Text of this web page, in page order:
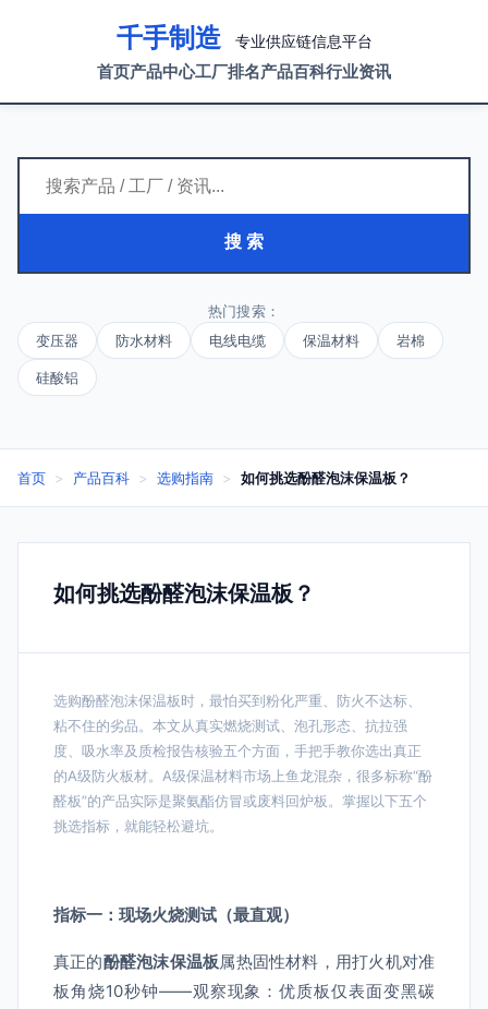
千手制造 专业供应链信息平台
首页产品中心工厂排名产品百科行业资讯
搜 索
热门搜索：
变压器
防水材料 电线电缆 保温材料 岩棉
硅酸铝
首页 > 产品百科 > 选购指南 > 如何挑选酚醛泡沫保温板？
如何挑选酚醛泡沫保温板？
选购酚醛泡沫保温板时，最怕买到粉化严重、防火不达标、
粘不住的劣品。本文从真实燃烧测试、泡孔形态、抗拉强
度、吸水率及质检报告核验五个方面，手把手教你选出真正
的A级防火板材。A级保温材料市场上鱼龙混杂，很多标称“酚
醛板”的产品实际是聚氨酯仿冒或废料回炉板。掌握以下五个
挑选指标，就能轻松避坑。
指标一：现场火烧测试（最直观）
真正的酚醛泡沫保温板属热固性材料，用打火机对准
板角烧10秒钟——观察现象：优质板仅表面变黑碳